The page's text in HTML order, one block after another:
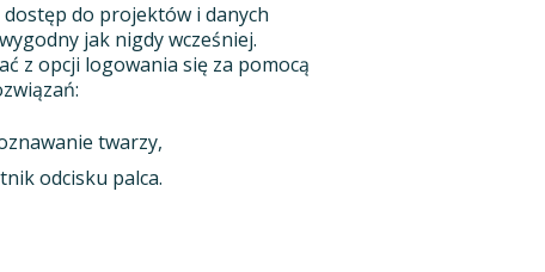
dostęp do projektów i danych
jak nigdy wcześniej.
z opcji logowania się za pomocą
twarzy,
odcisku palca.